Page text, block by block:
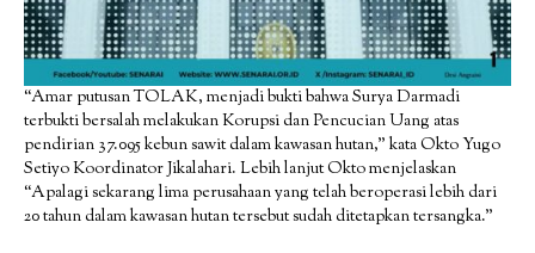
“Amar putusan TOLAK, menjadi bukti bahwa Surya Darmadi
terbukti bersalah melakukan Korupsi dan Pencucian Uang atas
pendirian 37.095 kebun sawit dalam kawasan hutan,” kata Okto Yugo
Setiyo Koordinator Jikalahari. Lebih lanjut Okto menjelaskan
“Apalagi sekarang lima perusahaan yang telah beroperasi lebih dari
20 tahun dalam kawasan hutan tersebut sudah ditetapkan tersangka.”